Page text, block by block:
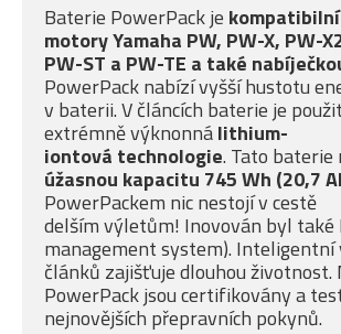
Baterie PowerPack je
motory Yamaha PW, PW-X, PW-
PW-ST a PW-TE a také
PowerPack nabízí vyšší hustotu
v baterii. V článcích baterie je
extrémně výknonnálithium-
iontová technologie. Tato baterie
úžasnou kapacitu 745 Wh (20,7
PowerPackem nic nestojí v cestě
delším výletům! Inovován byl také
management system). Inteligentní
článků zajišťuje dlouhou životnost.
PowerPack jsou certifikovány a
nejnovějších přepravních pokynů.